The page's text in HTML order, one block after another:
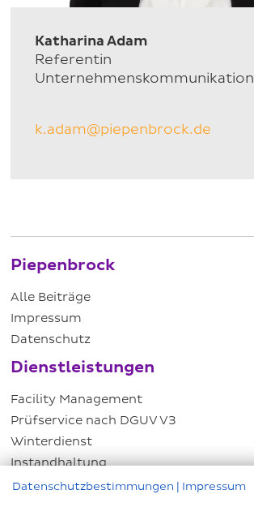
Katharina Adam
Referentin
Unternehmenskommunikation
k.adam@piepenbrock.de
Piepenbrock
Alle Beiträge
Impressum
Datenschutz
Dienstleistungen
Facility Management
Prüfservice nach DGUV V3
Winterdienst
Instandhaltung
Energiemanagement
Datenschutzbestimmungen | Impressum